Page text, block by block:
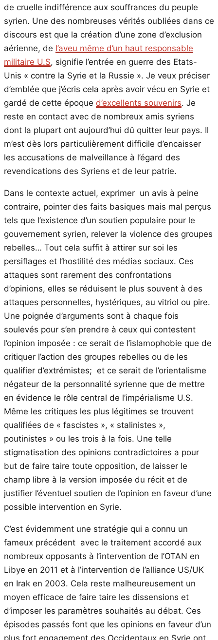
de cruelle indifférence aux souffrances du peuple
syrien. Une des nombreuses vérités oubliées dans ce
discours est que la création d’une zone d’exclusion
aérienne, de l’aveu même d’un haut responsable
militaire U.S, signifie l’entrée en guerre des Etats-
Unis « contre la Syrie et la Russie ». Je veux préciser
d’emblée que j’écris cela après avoir vécu en Syrie et
gardé de cette époque d’excellents souvenirs. Je
reste en contact avec de nombreux amis syriens
dont la plupart ont aujourd’hui dû quitter leur pays. Il
m’est dès lors particulièrement difficile d’encaisser
les accusations de malveillance à l’égard des
revendications des Syriens et de leur patrie.
Dans le contexte actuel, exprimer un avis à peine
contraire, pointer des faits basiques mais mal perçus
tels que l’existence d’un soutien populaire pour le
gouvernement syrien, relever la violence des groupes
rebelles… Tout cela suffit à attirer sur soi les
persiflages et l’hostilité des médias sociaux. Ces
attaques sont rarement des confrontations
d’opinions, elles se réduisent le plus souvent à des
attaques personnelles, hystériques, au vitriol ou pire.
Une poignée d’arguments sont à chaque fois
soulevés pour s’en prendre à ceux qui contestent
l’opinion imposée : ce serait de l’islamophobie que de
critiquer l’action des groupes rebelles ou de les
qualifier d’extrémistes; et ce serait de l’orientalisme
négateur de la personnalité syrienne que de mettre
en évidence le rôle central de l’impérialisme U.S.
Même les critiques les plus légitimes se trouvent
qualifiées de « fascistes », « stalinistes »,
poutinistes » ou les trois à la fois. Une telle
stigmatisation des opinions contradictoires a pour
but de faire taire toute opposition, de laisser le
champ libre à la version imposée du récit et de
justifier l’éventuel soutien de l’opinion en faveur d’une
possible intervention en Syrie.
C’est évidemment une stratégie qui a connu un
fameux précédent avec le traitement accordé aux
nombreux opposants à l’intervention de l’OTAN en
Libye en 2011 et à l’intervention de l’alliance US/UK
en Irak en 2003. Cela reste malheureusement un
moyen efficace de faire taire les dissensions et
d’imposer les paramètres souhaités au débat. Ces
épisodes passés font que les opinions en faveur d’un